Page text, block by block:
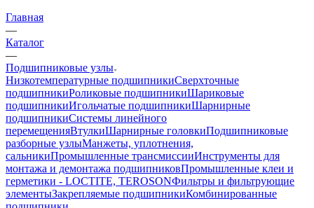
Главная
—
Каталог
—
Подшипниковые узлы
Низкотемпературные подшипникиСверхточные
подшипникиРоликовые подшипникиШариковые
подшипникиИгольчатые подшипникиШарнирные
подшипникиСистемы линейного
перемещенияВтулкиШарнирные головкиПодшипниковые
разборные узлыМанжеты, уплотнения,
сальникиПромышленные трансмиссииИнструменты для
монтажа и демонтажа подшипниковПромышленные клеи и
герметики - LOCTITE, TEROSONФильтры и фильтрующие
элементыЗакрепляемые подшипникиКомбинированные